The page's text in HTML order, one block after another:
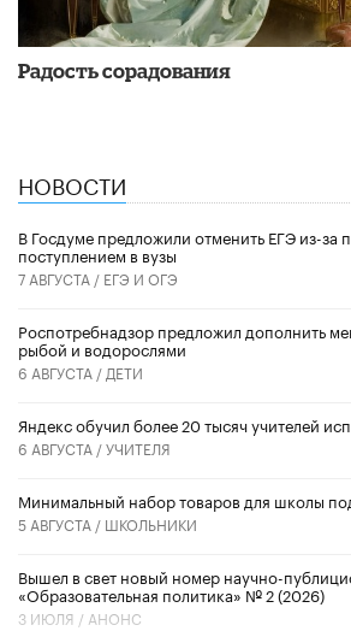
Радость сорадования
НОВОСТИ
В Госдуме предложили отменить ЕГЭ из-за
поступлением в вузы
7 АВГУСТА / ЕГЭ И ОГЭ
Роспотребнадзор предложил дополнить
рыбой и водорослями
6 АВГУСТА / ДЕТИ
​Яндекс обучил более 20 тысяч учителей
6 АВГУСТА /УЧИТЕЛЯ
Минимальный набор товаров для школы
5 АВГУСТА / ШКОЛЬНИКИ
Вышел в свет новый номер научно-
«Образовательная политика» № 2 (2026)
3 ИЮЛЯ / АНОНС